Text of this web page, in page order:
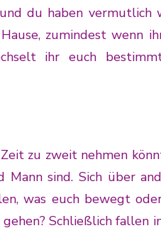
du haben vermutlich
zumindest wenn
ihr euch
zu zweit nehmen
Mann sind. Sich über
was euch bewegt
Schließlich fallen